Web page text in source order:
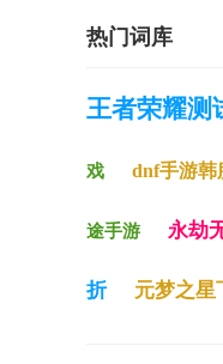
热门词库
王者荣耀测
戏 dnf手游韩
途手游 永劫
折 元梦之星